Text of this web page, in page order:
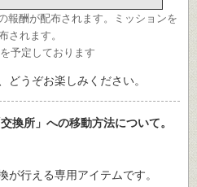
報酬が配布されます。ミッションを
されます。
予定しております
どうぞお楽しみください。
換所」への移動方法について。
が行える専用アイテムです。